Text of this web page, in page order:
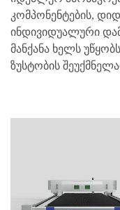
კომპონენტების,
ინდივიდუალური
მანქანა ხელს
ზუსტობის